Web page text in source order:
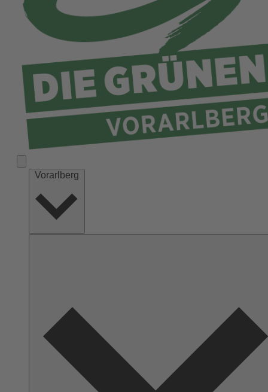
Vorarlberg